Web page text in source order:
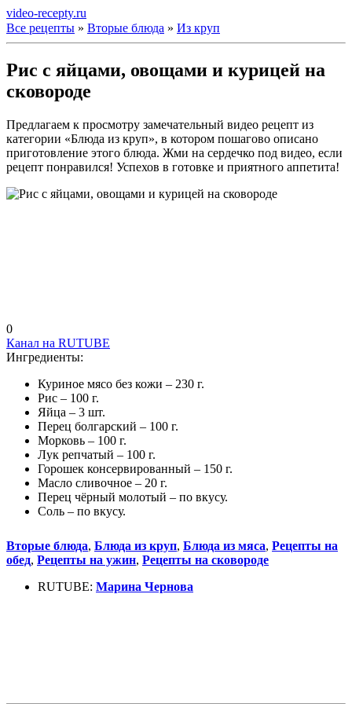
video-recepty.ru
Все рецепты » Вторые блюда » Из круп
Рис с яйцами, овощами и курицей на
сковороде
Предлагаем к просмотру замечательный видео рецепт из
категории «Блюда из круп», в котором пошагово описано
приготовление этого блюда. Жми на сердечко под видео, если
рецепт понравился! Успехов в готовке и приятного аппетита!
0
Канал на RUTUBE
Ингредиенты:
Куриное мясо без кожи – 230 г.
Рис – 100 г.
Яйца – 3 шт.
Перец болгарский – 100 г.
Морковь – 100 г.
Лук репчатый – 100 г.
Горошек консервированный – 150 г.
Масло сливочное – 20 г.
Перец чёрный молотый – по вкусу.
Соль – по вкусу.
Вторые блюда, Блюда из круп, Блюда из мяса, Рецепты на
обед, Рецепты на ужин, Рецепты на сковороде
RUTUBE: Марина Чернова